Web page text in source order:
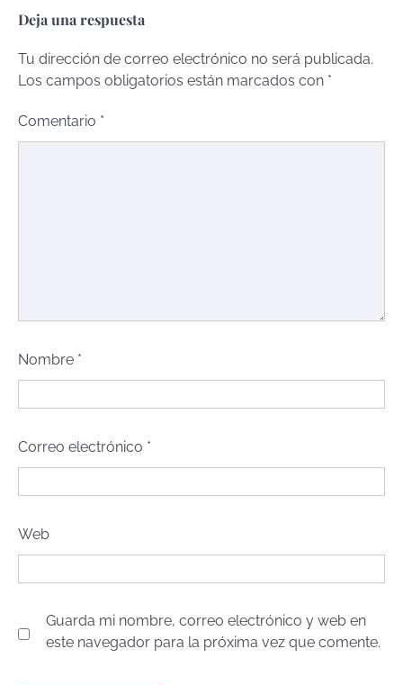
Deja una respuesta
Tu dirección de correo electrónico no será publicada.
Los campos obligatorios están marcados con *
Comentario *
Nombre *
Correo electrónico *
Web
Guarda mi nombre, correo electrónico y web en
este navegador para la próxima vez que comente.